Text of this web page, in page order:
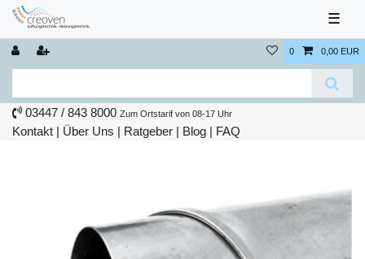
☰
0 0,00 EUR
03447 / 843 8000 Zum Ortstarif von 08-17 Uhr
Kontakt | Über Uns | Ratgeber | Blog | FAQ